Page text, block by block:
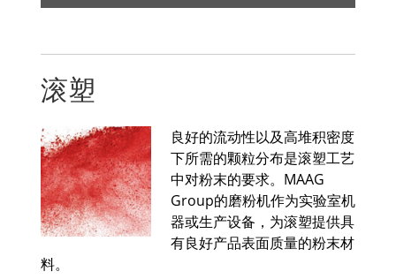
滚塑
良好的流动性以及高堆积密度
下所需的颗粒分布是滚塑工艺
中对粉末的要求。MAAG
Group的磨粉机作为实验室机
器或生产设备，为滚塑提供具
有良好产品表面质量的粉末材
料。